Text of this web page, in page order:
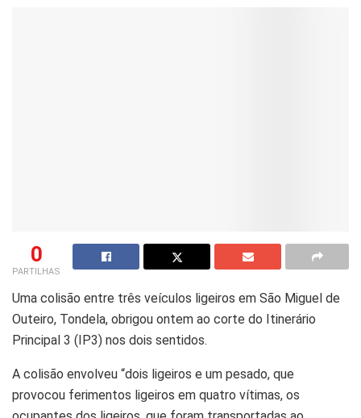
0
PARTILHAS
Uma colisão entre três veículos ligeiros em São Miguel de
Outeiro, Tondela, obrigou ontem ao corte do Itinerário
Principal 3 (IP3) nos dois sentidos.
A colisão envolveu “dois ligeiros e um pesado, que
provocou ferimentos ligeiros em quatro vítimas, os